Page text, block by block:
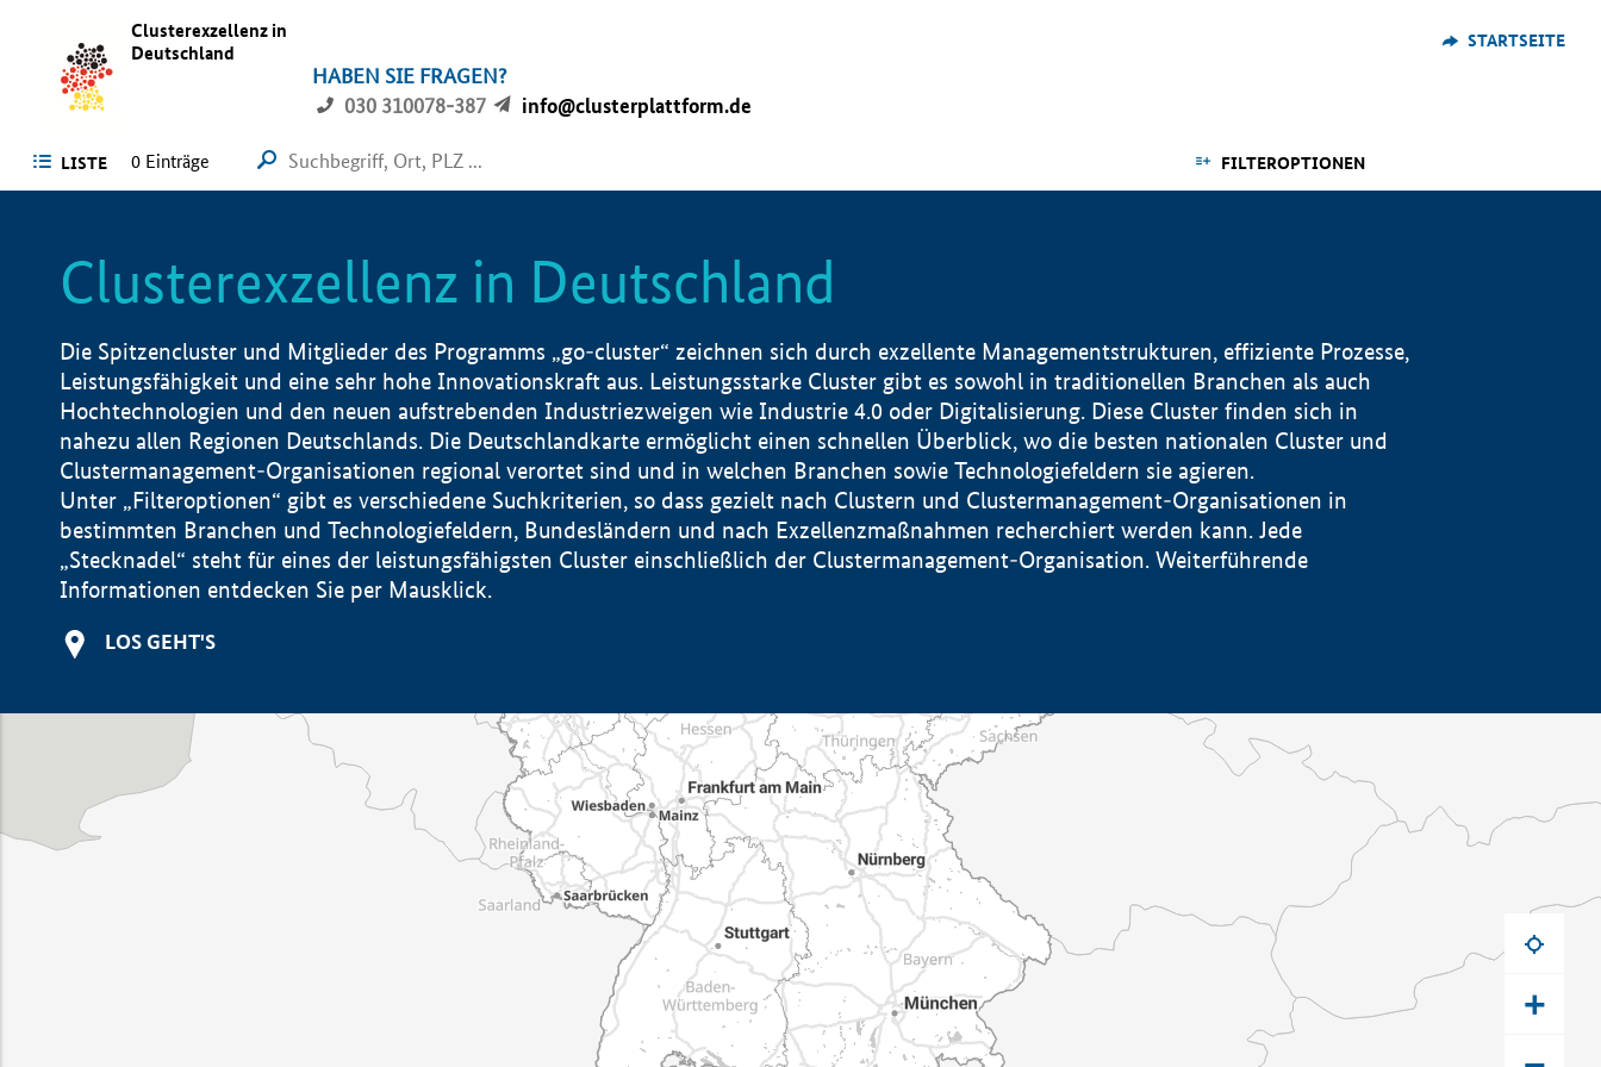
Clusterexzellenz in
Deutschland
HABEN SIE FRAGEN?
030 310078-387
info@clusterplattform.de
STARTSEITE
LISTE FILTEROPTIONEN
0 Einträge
Clusterexzellenz in Deutschland
Die Spitzencluster und Mitglieder des Programms „go-cluster“ zeichnen sich durch exzellente Managementstrukturen, effiziente Prozesse,
Leistungsfähigkeit und eine sehr hohe Innovationskraft aus. Leistungsstarke Cluster gibt es sowohl in traditionellen Branchen als auch
Hochtechnologien und den neuen aufstrebenden Industriezweigen wie Industrie 4.0 oder Digitalisierung. Diese Cluster finden sich in
nahezu allen Regionen Deutschlands. Die Deutschlandkarte ermöglicht einen schnellen Überblick, wo die besten nationalen Cluster und
Clustermanagement-Organisationen regional verortet sind und in welchen Branchen sowie Technologiefeldern sie agieren.
Unter „Filteroptionen“ gibt es verschiedene Suchkriterien, so dass gezielt nach Clustern und Clustermanagement-Organisationen in
bestimmten Branchen und Technologiefeldern, Bundesländern und nach Exzellenzmaßnahmen recherchiert werden kann. Jede
„Stecknadel“ steht für eines der leistungsfähigsten Cluster einschließlich der Clustermanagement-Organisation. Weiterführende
Informationen entdecken Sie per Mausklick.
LOS GEHT'S
+